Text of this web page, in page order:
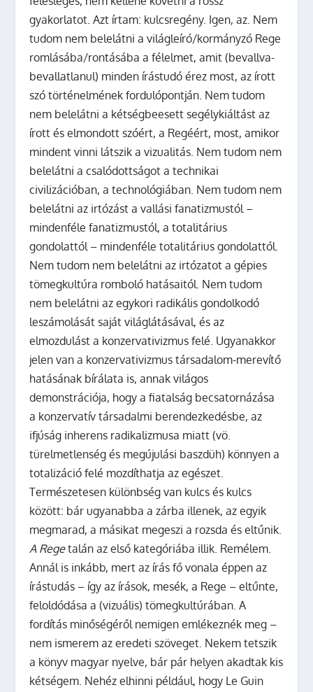
gyakorlatot. Azt írtam: kulcsregény. Igen, az. Nem
tudom nem belelátni a világleíró/kormányzó Rege
romlásába/rontásába a félelmet, amit (bevallva-
bevallatlanul) minden írástudó érez most, az írott
szó történelmének fordulópontján. Nem tudom
nem belelátni a kétségbeesett segélykiáltást az
írott és elmondott szóért, a Regéért, most, amikor
mindent vinni látszik a vizualitás. Nem tudom nem
belelátni a csalódottságot a technikai
civilizációban, a technológiában. Nem tudom nem
belelátni az irtózást a vallási fanatizmustól –
mindenféle fanatizmustól, a totalitárius
gondolattól – mindenféle totalitárius gondolattól.
Nem tudom nem belelátni az irtózatot a gépies
tömegkultúra romboló hatásaitól. Nem tudom
nem belelátni az egykori radikális gondolkodó
leszámolását saját világlátásával, és az
elmozdulást a konzervativizmus felé. Ugyanakkor
jelen van a konzervativizmus társadalom-merevítő
hatásának bírálata is, annak világos
demonstrációja, hogy a fiatalság becsatornázása
a konzervatív társadalmi berendezkedésbe, az
ifjúság inherens radikalizmusa miatt (vö.
türelmetlenség és megújulási baszdüh) könnyen a
totalizáció felé mozdíthatja az egészet.
Természetesen különbség van kulcs és kulcs
között: bár ugyanabba a zárba illenek, az egyik
megmarad, a másikat megeszi a rozsda és eltűnik.
A Regetalán az első kategóriába illik. Remélem.
Annál is inkább, mert az írás fő vonala éppen az
írástudás – így az írások, mesék, a Rege – eltűnte,
feloldódása a (vizuális) tömegkultúrában. A
fordítás minőségéről nemigen emlékeznék meg –
nem ismerem az eredeti szöveget. Nekem tetszik
a könyv magyar nyelve, bár pár helyen akadtak kis
kétségem. Nehéz elhinni például, hogy Le Guin